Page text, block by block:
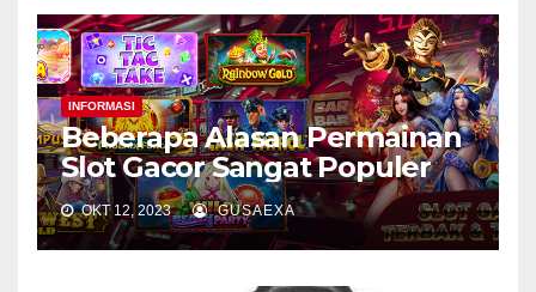
INFORMASI
Beberapa Alasan Permainan
Slot Gacor Sangat Populer
OKT 12, 2023 GUSAEXA